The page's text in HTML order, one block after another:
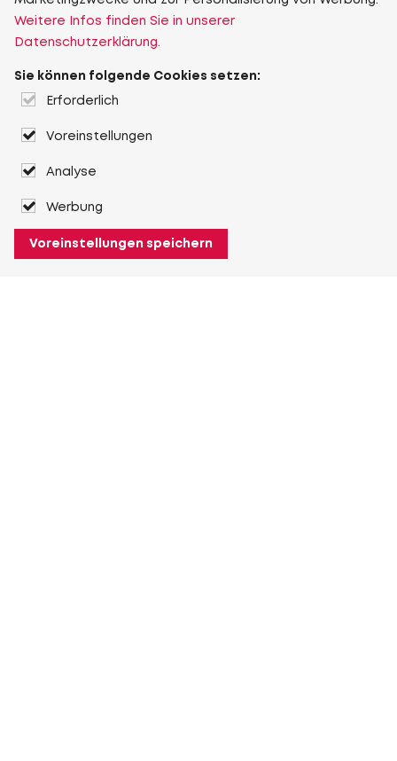
Weitere Infos finden Sie in unserer
Datenschutzerklärung.
Sie können folgende Cookies setzen:
Erforderlich
Voreinstellungen
Analyse
Werbung
Voreinstellungen speichern